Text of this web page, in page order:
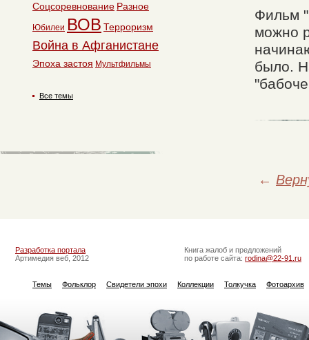
Фильм
можно
было.
←
Соцсоревнование Разное
Юбилеи ВОВ Терроризм
Война в Афганистане
Эпоха застоя Мультфильмы
Все темы
Разработка портала
Артимедия веб, 2012
Книга жалоб и предложений
по работе сайта: rodina@22-91.ru
Темы Фольклор Свидетели эпохи Коллекции Толкучка Фотоархив